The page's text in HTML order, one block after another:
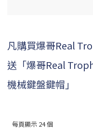
凡購買爆哥Real
送「爆哥Real
機械鍵盤鍵帽」
每頁顯示 24 個